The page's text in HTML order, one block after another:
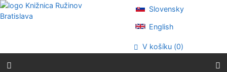
Prejsť na obsah
Prejsť na menu
Prehlásenie o webovej prístupnosti
Slovensky
English
V košíku (0)